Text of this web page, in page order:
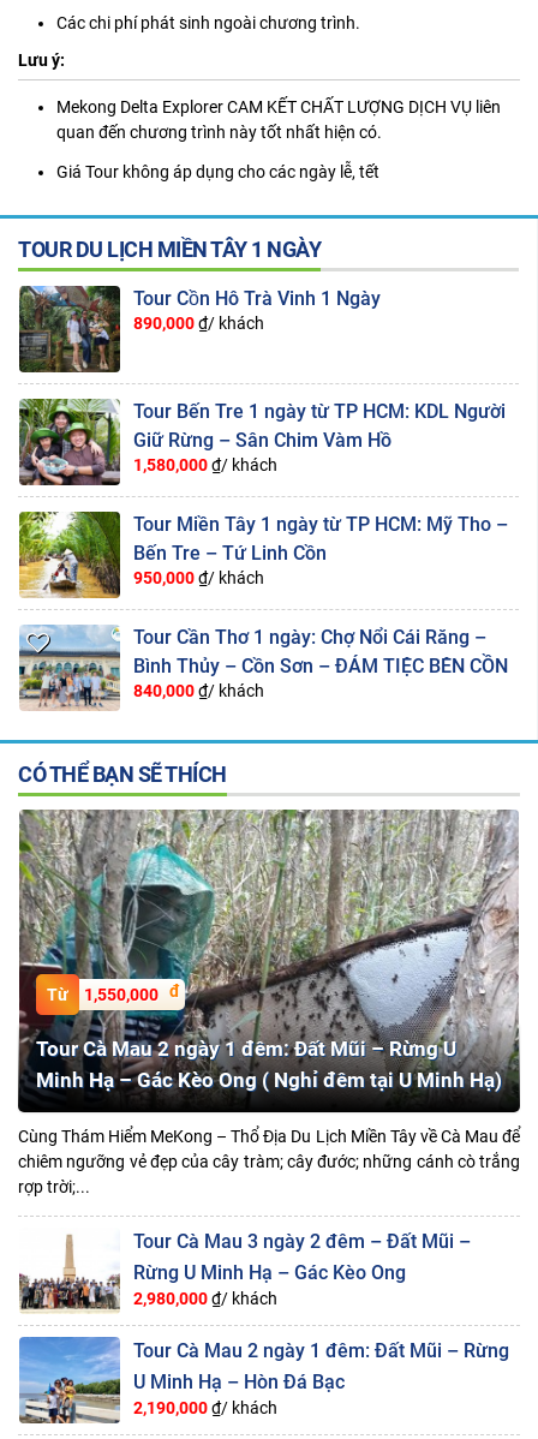
Các chi phí phát sinh ngoài chương trình.
Lưu ý:
Mekong Delta Explorer CAM KẾT CHẤT LƯỢNG DỊCH VỤ liên
quan đến chương trình này tốt nhất hiện có.
Giá Tour không áp dụng cho các ngày lễ, tết
TOUR DU LỊCH MIỀN TÂY 1 NGÀY
Tour Cồn Hô Trà Vinh 1 Ngày
890,000₫/ khách
Tour Bến Tre 1 ngày từ TP HCM: KDL Người
Giữ Rừng – Sân Chim Vàm Hồ
1,580,000₫/ khách
Tour Miền Tây 1 ngày từ TP HCM: Mỹ Tho –
Bến Tre – Tứ Linh Cồn
950,000₫/ khách
Tour Cần Thơ 1 ngày: Chợ Nổi Cái Răng –
Bình Thủy – Cồn Sơn – ĐÁM TIỆC BÊN CỒN
840,000₫/ khách
CÓ THỂ BẠN SẼ THÍCH
1,550,000
Tour Cà Mau 2 ngày 1 đêm: Đất Mũi – Rừng U
Minh Hạ – Gác Kèo Ong ( Nghỉ đêm tại U Minh Hạ)
Cùng Thám Hiểm MeKong – Thổ Địa Du Lịch Miền Tây về Cà Mau để
chiêm ngưỡng vẻ đẹp của cây tràm; cây đước; những cánh cò trắng
rợp trời;...
Tour Cà Mau 3 ngày 2 đêm – Đất Mũi –
Rừng U Minh Hạ – Gác Kèo Ong
2,980,000₫/ khách
Tour Cà Mau 2 ngày 1 đêm: Đất Mũi – Rừng
U Minh Hạ – Hòn Đá Bạc
2,190,000₫/ khách